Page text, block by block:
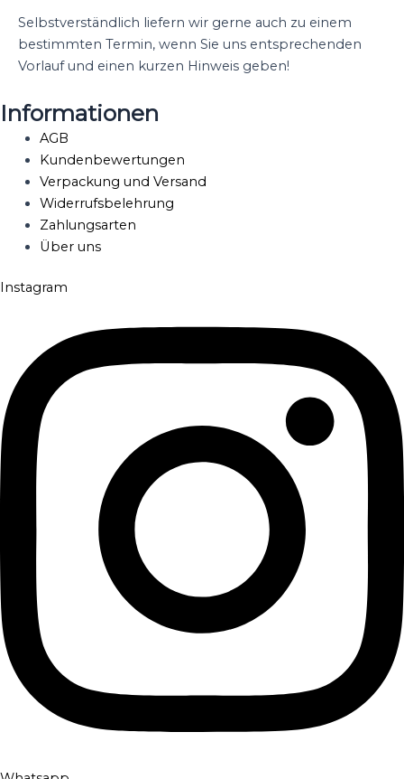
Selbstverständlich liefern wir gerne auch zu einem
bestimmten Termin, wenn Sie uns entsprechenden
Vorlauf und einen kurzen Hinweis geben!
Informationen
AGB
Kundenbewertungen
Verpackung und Versand
Widerrufsbelehrung
Zahlungsarten
Über uns
Instagram